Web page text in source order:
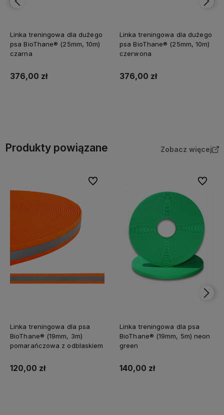
Linka treningowa dla dużego
psa BioThane® (25mm, 10m)
czerwona
376,00 zł
Linka treningowa dla dużego
psa BioThane® (25mm, 10m)
fioletowa
376,00 zł
Produkty powiązane Zobacz więcej
Linka treningowa dla psa
BioThane® (19mm, 3m)
pomarańczowa z odblaskiem
120,00 zł
Do ulubionych
Linka treningowa dla psa
BioThane® (19mm, 5m) neon
green
140,00 zł
Do